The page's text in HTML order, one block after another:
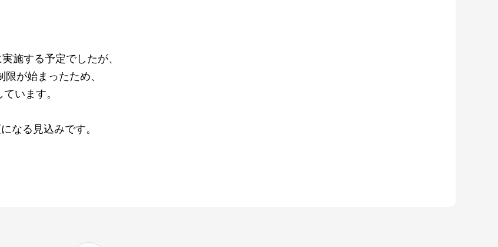
施する予定でしたが、
が始まったため、
います。
なる見込みです。